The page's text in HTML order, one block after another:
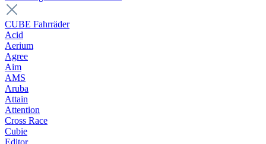
CUBE Fahrräder
Acid
Aerium
Agree
Aim
AMS
Aruba
Attain
Attention
Cross Race
Cubie
Editor